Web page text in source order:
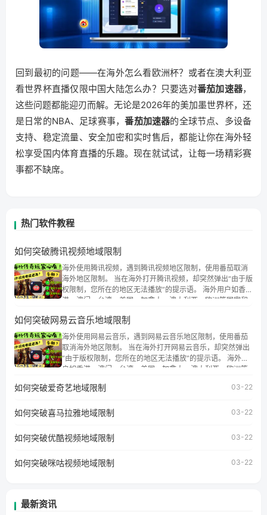
回到最初的问题——在海外怎么看欧洲杯？或者在澳大利亚
看世界杯直播仅限中国大陆怎么办？只要选对番茄加速器，
这些问题都能迎刃而解。无论是2026年的美加墨世界杯，还
是日常的NBA、足球赛事，番茄加速器的全球节点、多设备
支持、稳定流量、安全加密和实时售后，都能让你在海外轻
松享受国内体育直播的乐趣。现在就试试，让每一场精彩赛
事都不缺席。
热门软件教程
如何突破腾讯视频地域限制
海外使用腾讯视频，遇到腾讯视频地区限制，使用番茄取消
海外地区限制。 当在海外打开腾讯视频，却突然弹出“由于版
权限制，您所在的地区无法播放”的提示语。 海外用户如香
港、澳门、台湾、美国、加拿大、澳大利亚、欧洲等国家和
权限制问题，且仅能在中国大陆地区播放。 遇到这个问题的
朋友们，使用番茄回国加速器，即可解决「海外用户收听腾
讯视频地区版权限制」的问题，无论人在香港、澳门、台
湾、美国、加拿大、澳大利亚、欧洲等国家和地区工作、留
学、定居等，都可以使用，不再因地区和版权限制所困扰。
如何突破网易云音乐地域限制
海外使用网易云音乐，遇到网易云音乐地区限制，使用番茄
取消海外地区限制。 当在海外打开网易云音乐，却突然弹出
“由于版权限制，您所在的地区无法播放”的提示语。 海外用
户如香港、澳门、台湾、美国、加拿大、澳大利亚、欧洲等
地区及版权限制问题，且仅能在中国大陆地区播放。 遇到这
户收听网易云音乐地区版权限制」的问题，无论人在香港、
工作、留学、定居等，都可以使用，不再因地区和版权限制
所困扰。
如何突破爱奇艺地域限制 03-22
如何突破喜马拉雅地域限制 03-22
如何突破优酷视频地域限制 03-22
如何突破咪咕视频地域限制 03-22
最新资讯